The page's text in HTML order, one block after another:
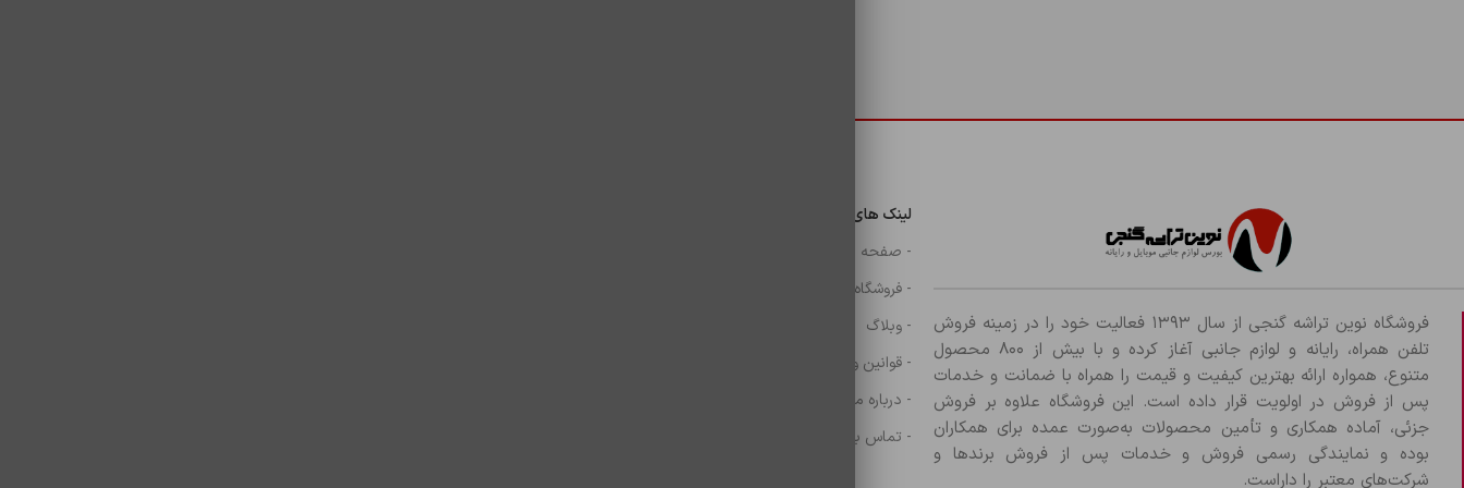
فروشگاه نوین تراشه گنجی از سال ۱۳۹۳ فعالیت خود را در زمینه فروش
تلفن همراه، رایانه و لوازم جانبی آغاز کرده و با بیش از ۸۰۰ محصول
متنوع، همواره ارائه بهترین کیفیت و قیمت را همراه با ضمانت و خدمات
پس از فروش در اولویت قرار داده است. این فروشگاه علاوه بر فروش
جزئی، آماده همکاری و تأمین محصولات به‌صورت عمده برای همکاران
بوده و نمایندگی رسمی فروش و خدمات پس از فروش برندها و
شرکت‌های معتبر را داراست.
لینک های مهم
- صفحه اصلی
- فروشگاه
- وبلاگ
- قوانین و مقررات
- درباره ما
- تماس با ما